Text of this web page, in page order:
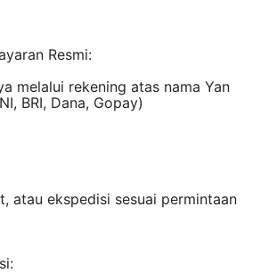
Resmi:
melalui rekening atas nama Yan
BRI, Dana, Gopay)
atau ekspedisi sesuai permintaan